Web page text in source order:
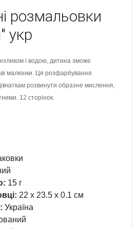
розмальовки
укр
і водою, дитина зможе
малюнки. Ця розфарбування
розвинути образне мислення,
12 сторінок.
15 г
22 x 23.5 x 0.1 см
Україна